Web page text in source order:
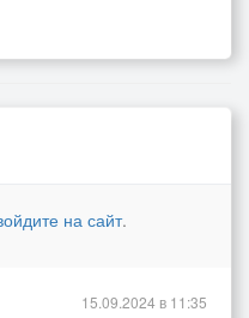
на сайт.
15.09.2024 в 11:35